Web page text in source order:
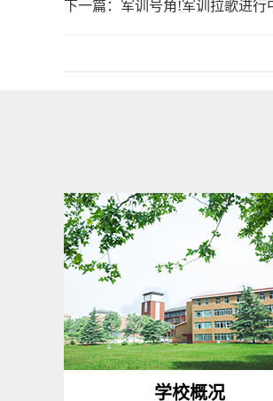
下一篇： 军训号角!军训拉歌进
学校概况